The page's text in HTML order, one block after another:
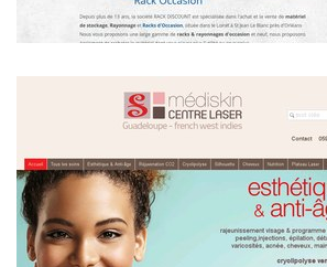
~388€/mois économisés d'annonces commerciales